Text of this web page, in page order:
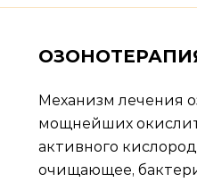
Механизм лечения
мощнейших
активного
очищающее,